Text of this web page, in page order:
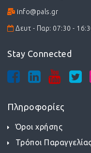
info@pals.gr
Δευτ - Παρ: 07:30 -
Stay Connected
Πληροφορίες
Όροι χρήσης
Τρόποι